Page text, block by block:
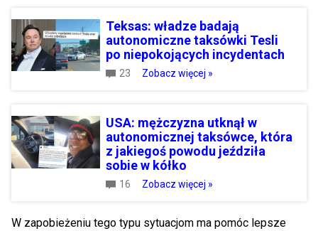
Teksas: władze badają
autonomiczne taksówki Tesli
po niepokojących incydentach
23 Zobacz więcej »
USA: mężczyzna utknął w
autonomicznej taksówce, która
z jakiegoś powodu jeździła
sobie w kółko
16 Zobacz więcej »
W zapobieżeniu tego typu sytuacjom ma pomóc lepsze